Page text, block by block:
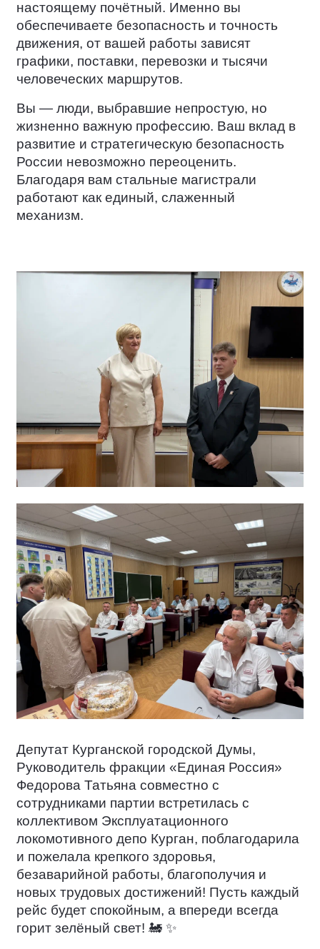
настоящему почётный. Именно вы
обеспечиваете безопасность и точность
движения, от вашей работы зависят
графики, поставки, перевозки и тысячи
человеческих маршрутов.
Вы — люди, выбравшие непростую, но
жизненно важную профессию. Ваш вклад в
развитие и стратегическую безопасность
России невозможно переоценить.
Благодаря вам стальные магистрали
работают как единый, слаженный
механизм.
Депутат Курганской городской Думы,
Руководитель фракции «Единая Россия»
Федорова Татьяна совместно с
сотрудниками партии встретилась с
коллективом Эксплуатационного
локомотивного депо Курган, поблагодарила
и пожелала крепкого здоровья,
безаварийной работы, благополучия и
новых трудовых достижений! Пусть каждый
рейс будет спокойным, а впереди всегда
горит зелёный свет! 🚂 ✨